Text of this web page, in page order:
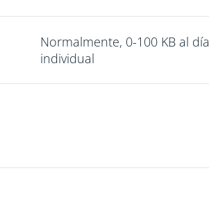
Normalmente, 0-100 KB al
individual